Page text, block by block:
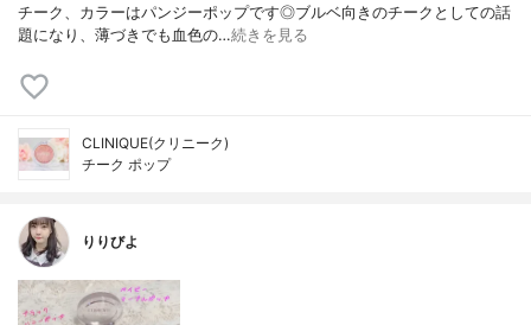
チーク、カラーはパンジーポップです◎ブルベ向きのチークとしての話
題になり、薄づきでも血色の…続きを見る
CLINIQUE(クリニーク)
チーク ポップ
りりびよ